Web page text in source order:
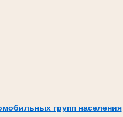
групп населения